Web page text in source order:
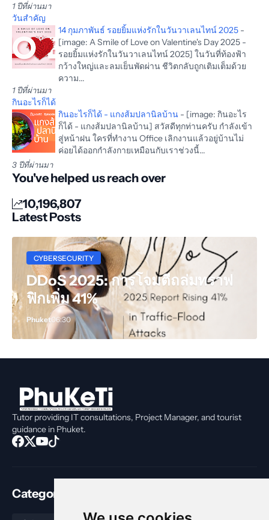
1 ปีที่ผ่านมา
วันสำคัญ
14 กุมภาพันธ์ รอยยิ้มแห่งรักในวันวาเลนไทน์ 2025 -
[image: A Smile of Love on Valentine's Day 2025 -
รอยยิ้มแห่งรักในวันวาเลนไทน์ 2025] ในวันที่ท้องฟ้า
กว้างใหญ่และลมเย็นพัดผ่าน ชีวิตกลับถูกเติมเต็มด้วย
ความ...
1 ปีที่ผ่านมา
กินอะไรก็ได้
กินอะไรก็ได้ - แกงส้มปลานิลบ้าน - [image: กินอะไร
ก็ได้ - แกงส้มปลานิลบ้าน] สวัสดีทุกท่านครับ กำลังเข้า
สู่หน้าฝน ใครที่ทำงาน Office เลิกงานแล้วอยู่บ้านไม่
ค่อยได้ออกกำลังกายเหมือนกับเราช่วงนี้...
3 ปีที่ผ่านมา
You've helped us reach over
10,196,807
Latest Posts
CYBERSECURITY
DDoS 2025: การโจมตีถล่มทราฟ
ฟิกเพิ่ม 41%
Phuket06:30
Tutor providing IT consultations, Project Manager, and tourist
guidance in Phuket.
Categories